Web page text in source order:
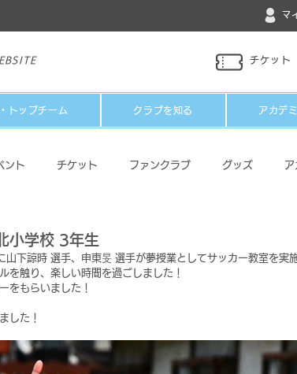
マ
チケット
トップチーム クラブを知る アカデ
ント チケット ファンクラブ グッズ ア
小学校 3年生
下諒時 選手、 申東旻 選手が夢授業としてサッカー教室を実
を触り、楽しい時間を過ごしました！
をもらいました！
した！